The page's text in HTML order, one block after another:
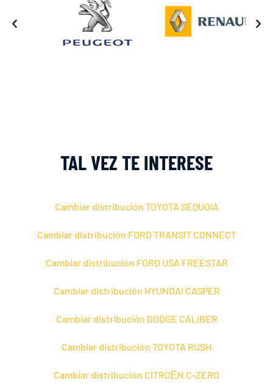
TAL VEZ TE INTERESE
Cambiar distribución TOYOTA SEQUOIA
Cambiar distribución FORD TRANSIT CONNECT
Cambiar distribución FORD USA FREESTAR
Cambiar distribución HYUNDAI CASPER
Cambiar distribución DODGE CALIBER
Cambiar distribución TOYOTA RUSH
Cambiar distribución CITROЁN C-ZERO